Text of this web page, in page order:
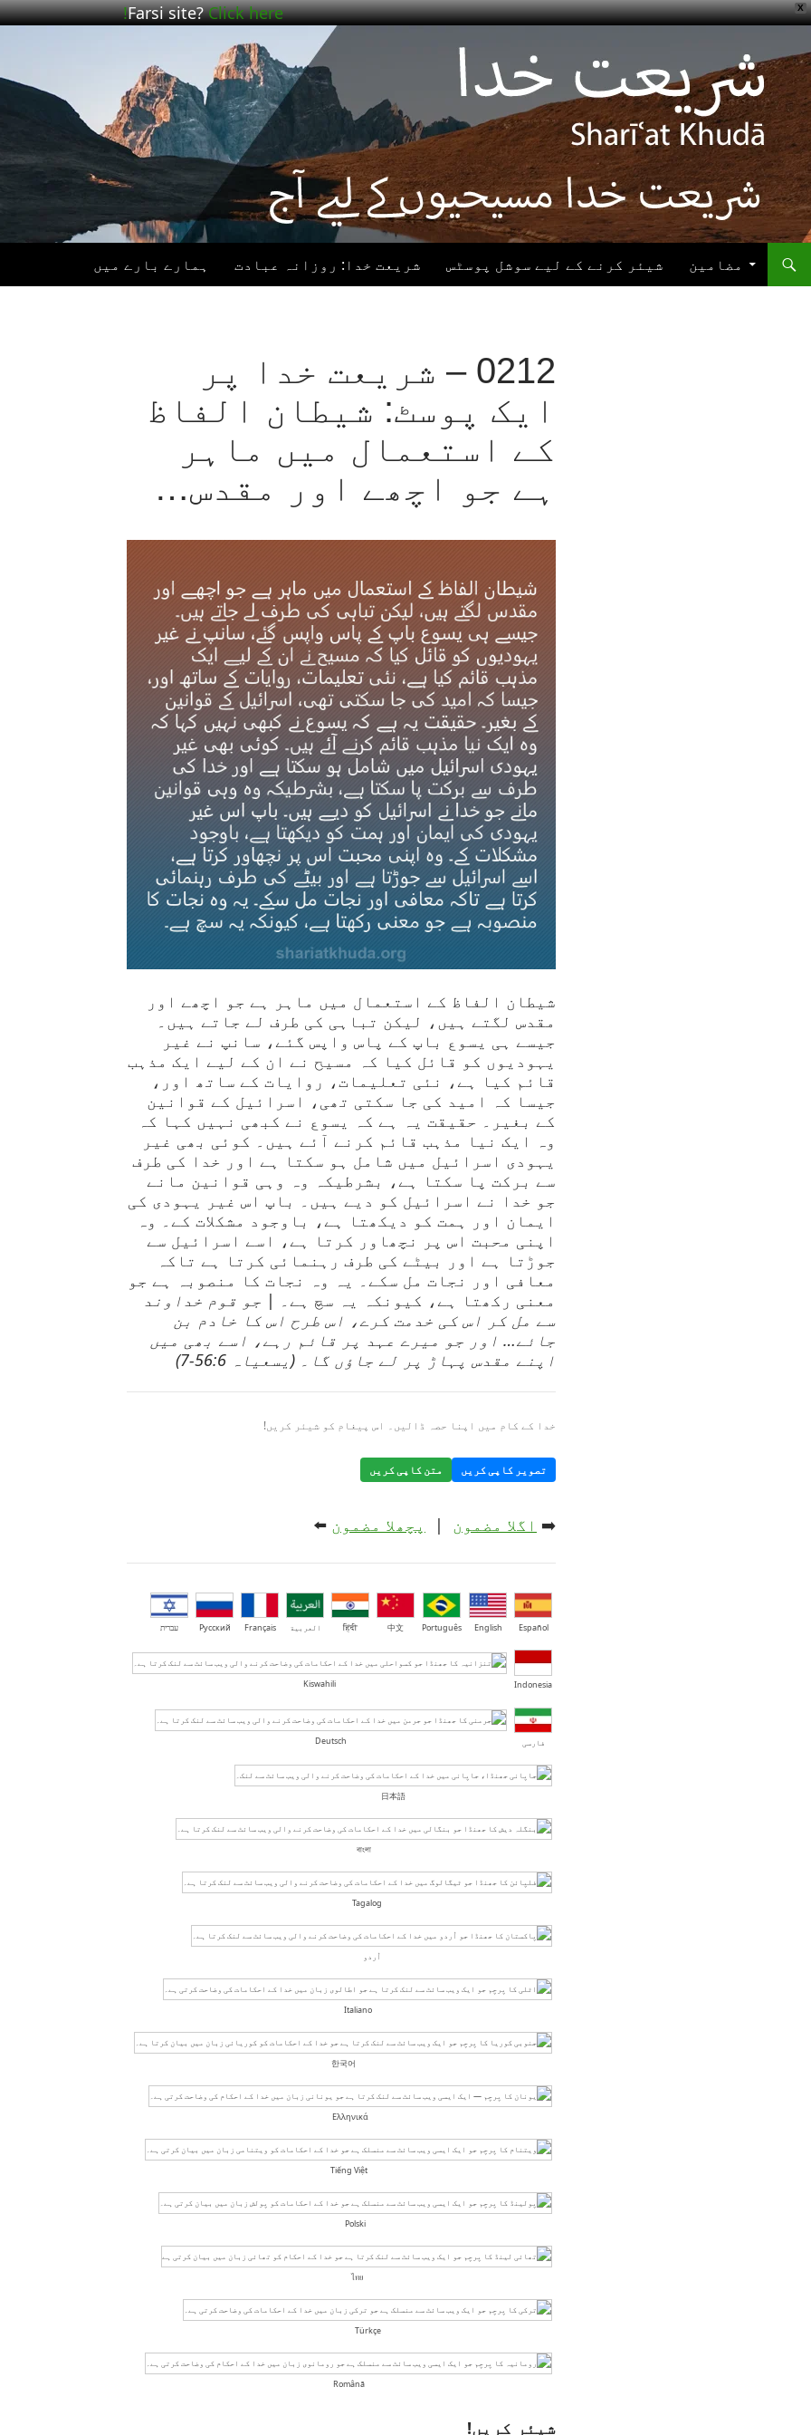
X
Farsi site?Click here!
مواد
پر
جائیں
مضامین شیئر کرنے کے لیے سوشل پوسٹس شریعت خدا: روزانہ عبادت ہمارے بارے میں
0212 – شریعت خدا پر
ایک پوسٹ: شیطان الفاظ
کے استعمال میں ماہر
ہے جو اچھے اور مقدس…
شیطان الفاظ کے استعمال میں ماہر ہے جو اچھے اور
مقدس لگتے ہیں، لیکن تباہی کی طرف لے جاتے ہیں۔
جیسے ہی یسوع باپ کے پاس واپس گئے، سانپ نے غیر
یہودیوں کو قائل کیا کہ مسیح نے ان کے لیے ایک مذہب
قائم کیا ہے، نئی تعلیمات، روایات کے ساتھ اور،
جیسا کہ امید کی جا سکتی تھی، اسرائیل کے قوانین
کے بغیر۔ حقیقت یہ ہے کہ یسوع نے کبھی نہیں کہا کہ
وہ ایک نیا مذہب قائم کرنے آئے ہیں۔ کوئی بھی غیر
یہودی اسرائیل میں شامل ہو سکتا ہے اور خدا کی طرف
سے برکت پا سکتا ہے، بشرطیکہ وہ وہی قوانین مانے
جو خدا نے اسرائیل کو دیے ہیں۔ باپ اس غیر یہودی کی
ایمان اور ہمت کو دیکھتا ہے، باوجود مشکلات کے۔ وہ
اپنی محبت اس پر نچھاور کرتا ہے، اسے اسرائیل سے
جوڑتا ہے اور بیٹے کی طرف رہنمائی کرتا ہے تاکہ
معافی اور نجات مل سکے۔ یہ وہ نجات کا منصوبہ ہے جو
معنی رکھتا ہے، کیونکہ یہ سچ ہے۔ | جو قوم خداوند
سے مل کر اس کی خدمت کرے، اس طرح اس کا خادم بن
جائے… اور جو میرے عہد پر قائم رہے، اسے بھی میں
اپنے مقدس پہاڑ پر لے جاؤں گا۔ (یسعیاہ 56:6-7)
خدا کے کام میں اپنا حصہ ڈالیں۔ اس پیغام کو شیئر کریں!
تصویر کاپی کریں متن کاپی کریں
➡️ اگلا مضمون | پچھلا مضمون ⬅️
Español
English
Português
中文
हिंदी العربية Français
Русский עברית
Indonesia
Kiswahili
فارسی Deutsch
日本語
বাংলা
Tagalog
اُردو
Italiano
한국어
Ελληνικά
Tiếng Việt
Polski
ไทย
Türkçe
Română
شیئر کریں!